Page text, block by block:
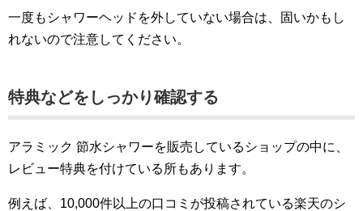
一度もシャワーヘッドを外していない場合は、固いかもし
れないので注意してください。
特典などをしっかり確認する
アラミック 節水シャワーを販売しているショップの中に、
レビュー特典を付けている所もあります。
例えば、10,000件以上の口コミが投稿されている楽天のシ